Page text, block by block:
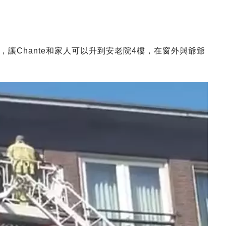
讓Chante和家人可以升到安老院4樓，在窗外與爺爺